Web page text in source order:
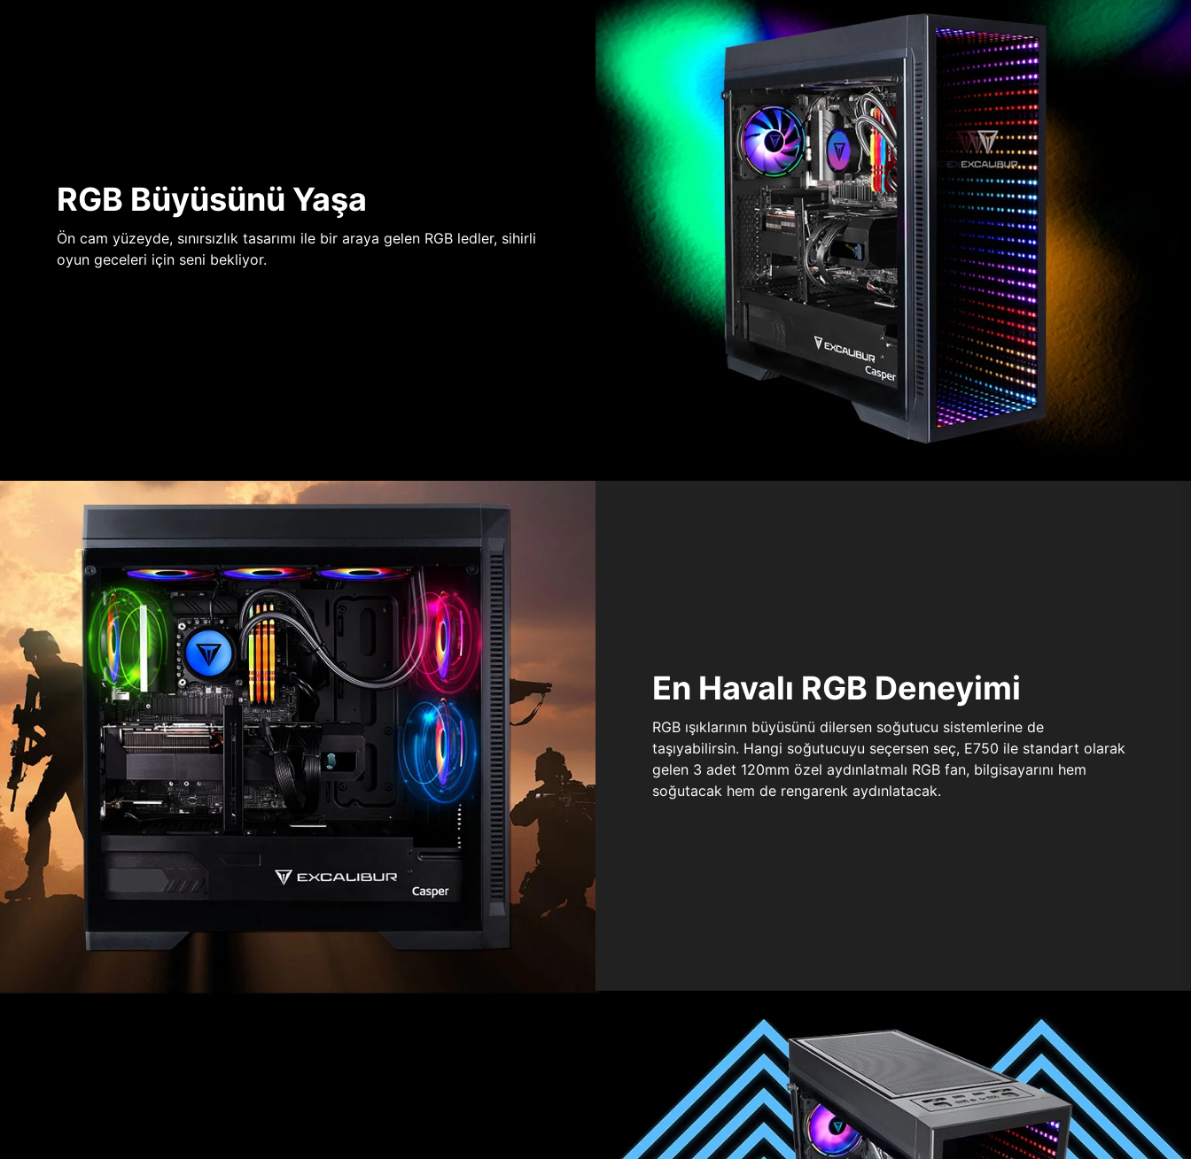
RGB Büyüsünü Yaşa
Ön cam yüzeyde, sınırsızlık tasarımı ile bir araya gelen RGB ledler, sihirli
oyun geceleri için seni bekliyor.
En Havalı RGB Deneyimi
RGB ışıklarının büyüsünü dilersen soğutucu sistemlerine de
taşıyabilirsin. Hangi soğutucuyu seçersen seç, E750 ile standart olarak
gelen 3 adet 120mm özel aydınlatmalı RGB fan, bilgisayarını hem
soğutacak hem de rengarenk aydınlatacak.